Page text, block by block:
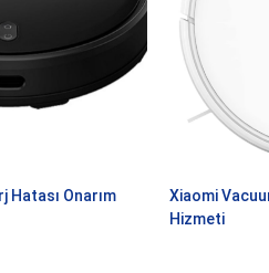
Hatası Onarım
Xiaomi
Hizmeti